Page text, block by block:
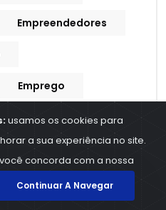
Empreendedores
Emprego
usamos os cookies para
a sua experiência no site.
concorda com a nossa
Continuar A Navegar